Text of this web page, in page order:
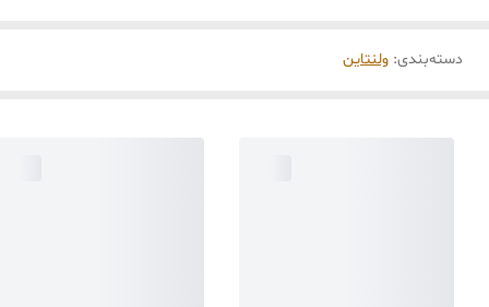
دسته‌بندی: ولنتاین